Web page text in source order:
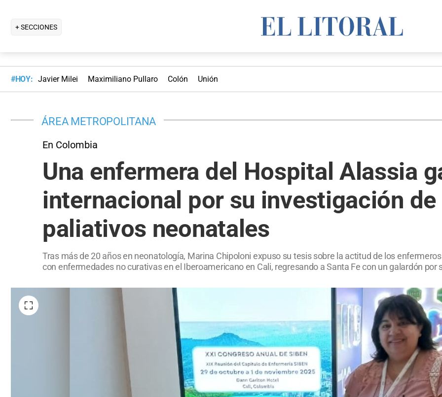
+ SECCIONES
#HOY: Javier Milei Maximiliano Pullaro Colón Unión
ÁREA METROPOLITANA
En Colombia
Una enfermera del Hospital Alassia
internacional por su investigación
paliativos neonatales
Tras más de 20 años en neonatología, Marina Chipoloni expuso su tesis sobre la actitud de los
con enfermedades no curativas en el Iberoamericano en Cali, regresando a Santa Fe con un galardón por